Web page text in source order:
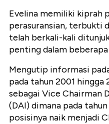
Evelina memiliki kiprah
perasuransian, terbukti
telah berkali-kali
penting dalam
Mengutip informasi
pada tahun 2001 hingga
sebagai Vice Chairman
(DAI) dimana pada
posisinya naik menjadi